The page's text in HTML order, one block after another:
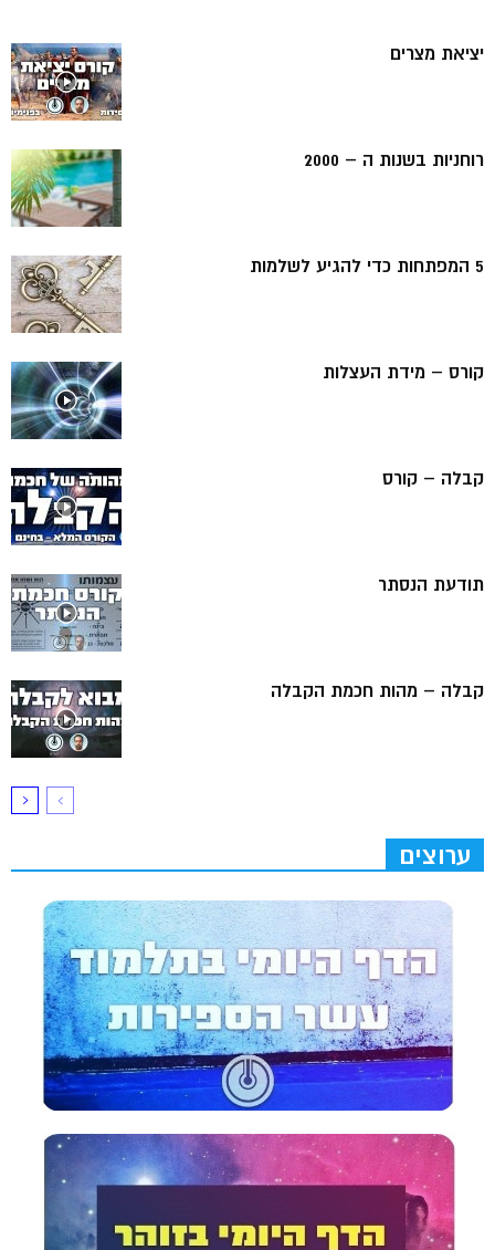
יציאת מצרים
רוחניות בשנות ה – 2000
5 המפתחות כדי להגיע לשלמות
קורס – מידת העצלות
קבלה – קורס
תודעת הנסתר
קבלה – מהות חכמת הקבלה
ערוצים